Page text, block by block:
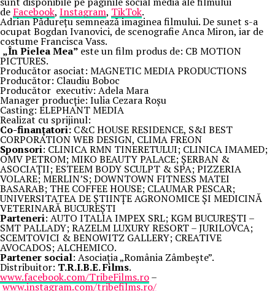
de Facebook, Instagram, TikTok.
Adrian Pădurețu semnează imaginea filmului. De sunet s-a
ocupat Bogdan Ivanovici, de scenografie Anca Miron, iar de
costume Francisca Vass.
„În Pielea Mea” este un film produs de: CB MOTION
PICTURES.
Producător asociat: MAGNETIC MEDIA PRODUCTIONS
Producător: Claudiu Boboc
Producător executiv: Adela Mara
Manager producție: Iulia Cezara Roșu
Casting: ELEPHANT MEDIA
Realizat cu sprijinul:
Co-finanțatori: C&C HOUSE RESIDENCE, S&I BEST
CORPORATION WEB DESIGN, CLIMA FREON
Sponsori: CLINICA RMN TINERETULUI; CLINICA IMAMED;
OMV PETROM; MIKO BEAUTY PALACE; ȘERBAN &
ASOCIAȚII; ESTEEM BODY SCULPT & SPA; PIZZERIA
VOLARE; MERLIN’S; DOWNTOWN FITNESS MATEI
BASARAB; THE COFFEE HOUSE; CLAUMAR PESCAR;
UNIVERSITATEA DE ȘTIINȚE AGRONOMICE ȘI MEDICINĂ
VETERINARĂ BUCUREȘTI
Parteneri: AUTO ITALIA IMPEX SRL; KGM BUCUREȘTI –
SMT PALLADY; RAZELM LUXURY RESORT – JURILOVCA;
SCEMTOVICI & BENOWITZ GALLERY; CREATIVE
AVOCADOS; ALCHEMICO.
Partener social: Asociația „România Zâmbește”.
Distribuitor: T.R.I.B.E. Films.
www.facebook.com/TribeFilms.ro–
www.instagram.com/tribefilms.ro/